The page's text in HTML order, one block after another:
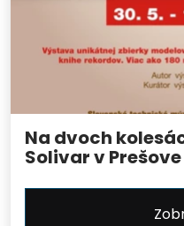
Na dvoch
Solivar v Prešove